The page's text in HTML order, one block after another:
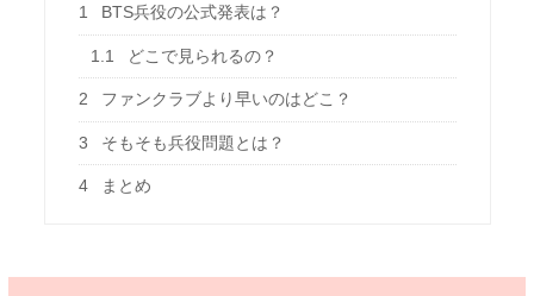
1 BTS兵役の公式発表は？
1.1 どこで見られるの？
2 ファンクラブより早いのはどこ？
3 そもそも兵役問題とは？
4 まとめ